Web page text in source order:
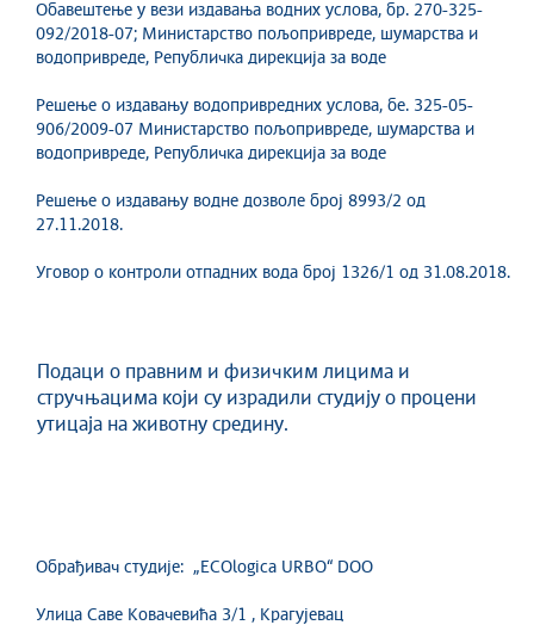
Обавештење у вези издавања водних услова, бр. 270-325-
092/2018-07; Министарство пољопривреде, шумарства и
водопривреде, Републичка дирекција за воде
Решење о издавању водопривредних услова, бе. 325-05-
906/2009-07 Министарство пољопривреде, шумарства и
водопривреде, Републичка дирекција за воде
Решење о издавању водне дозволе број 8993/2 од
27.11.2018.
Уговор о контроли отпадних вода број 1326/1 од 31.08.2018.
Подаци о правним и физичким лицима и
стручњацима који су израдили студију о процени
утицаја на животну средину.
Обрађивач студије: „ECOlogica URBO“ DOO
Улица Саве Ковачевића 3/1 , Крагујевац